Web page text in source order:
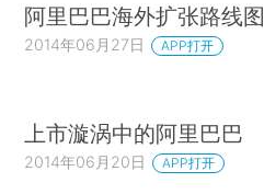
阿里巴巴海外扩张路线图
2014年06月27日 APP打开
上市漩涡中的阿里巴巴
2014年06月20日 APP打开